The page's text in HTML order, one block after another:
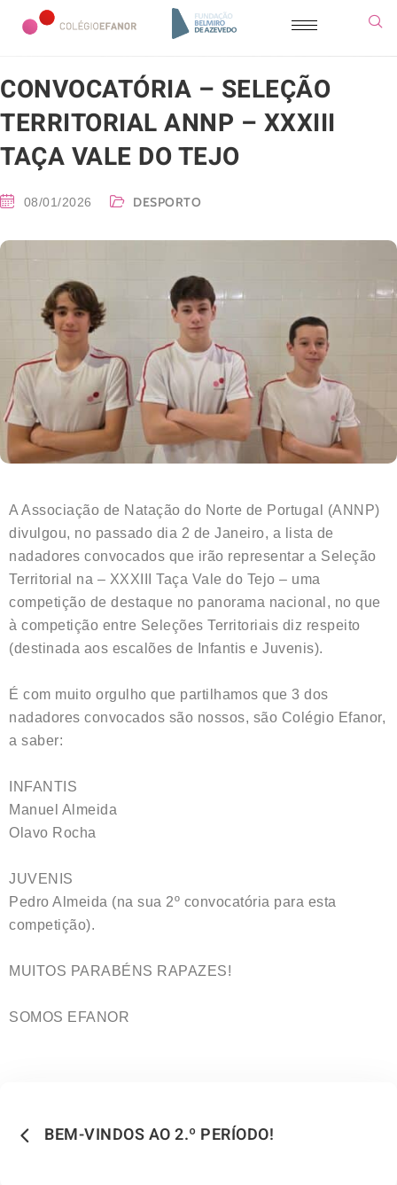
CONVOCATÓRIA – SELEÇÃO
TERRITORIAL ANNP – XXXIII
TAÇA VALE DO TEJO
08/01/2026 DESPORTO
A Associação de Natação do Norte de Portugal (ANNP)
divulgou, no passado dia 2 de Janeiro, a lista de
nadadores convocados que irão representar a Seleção
Territorial na – XXXIII Taça Vale do Tejo – uma
competição de destaque no panorama nacional, no que
à competição entre Seleções Territoriais diz respeito
(destinada aos escalões de Infantis e Juvenis).
É com muito orgulho que partilhamos que 3 dos
nadadores convocados são nossos, são Colégio Efanor,
a saber:
INFANTIS
Manuel Almeida
Olavo Rocha
JUVENIS
Pedro Almeida (na sua 2º convocatória para esta
competição).
MUITOS PARABÉNS RAPAZES!
SOMOS EFANOR
BEM-VINDOS AO 2.º PERÍODO!